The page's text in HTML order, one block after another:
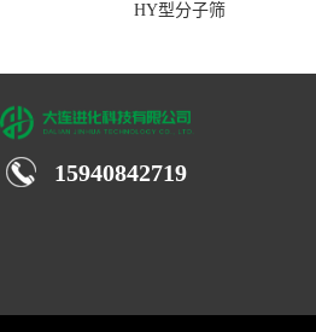
HY型分子筛
15940842719